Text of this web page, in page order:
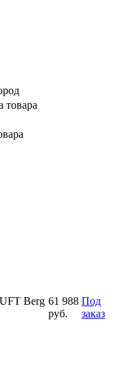
товара
Berg 61 988
руб.
Под
заказ